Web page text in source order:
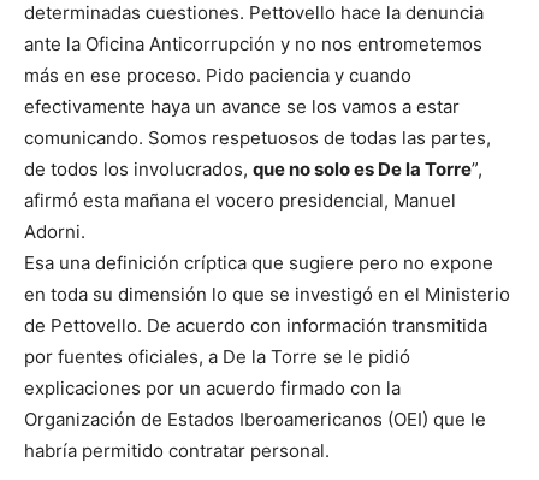
determinadas cuestiones. Pettovello hace la denuncia
ante la Oficina Anticorrupción y no nos entrometemos
más en ese proceso. Pido paciencia y cuando
efectivamente haya un avance se los vamos a estar
comunicando. Somos respetuosos de todas las partes,
de todos los involucrados, que no solo es De la Torre”,
afirmó esta mañana el vocero presidencial, Manuel
Adorni.
Esa una definición críptica que sugiere pero no expone
en toda su dimensión lo que se investigó en el Ministerio
de Pettovello. De acuerdo con información transmitida
por fuentes oficiales, a De la Torre se le pidió
explicaciones por un acuerdo firmado con la
Organización de Estados Iberoamericanos (OEI) que le
habría permitido contratar personal.